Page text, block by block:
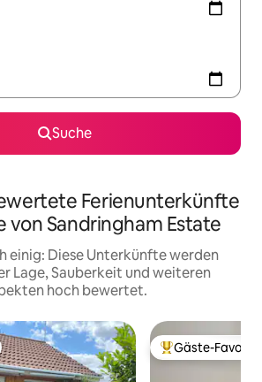
Suche
Ferienunterkünfte
von Sandringham Estate
einig: Diese Unterkünfte werden
Lage, Sauberkeit und weiteren
hoch bewertet.
Beliebter Gäste-
Gäste-Favorit